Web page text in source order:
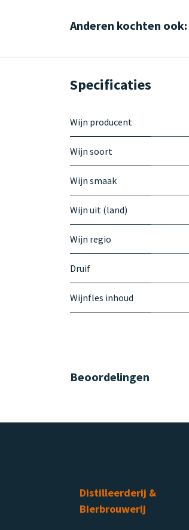
Anderen kochten ook:
Specificaties
Wijn producent
Wijn soort
Wijn smaak
Wijn uit (land)
Wijn regio
Druif
Wijnfles inhoud
Beoordelingen
Distilleerderij &
Bierbrouwerij